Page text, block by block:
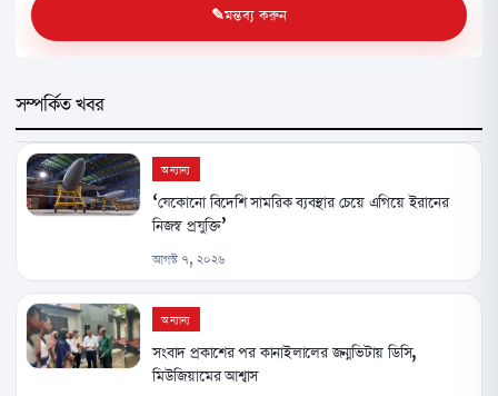
মন্তব্য করুন
সম্পর্কিত খবর
অন্যান্য
‘যেকোনো বিদেশি সামরিক ব্যবস্থার চেয়ে এগিয়ে ইরানের
নিজস্ব প্রযুক্তি’
আগস্ট ৭, ২০২৬
অন্যান্য
সংবাদ প্রকাশের পর কানাইলালের জন্মভিটায় ডিসি,
মিউজিয়ামের আশ্বাস